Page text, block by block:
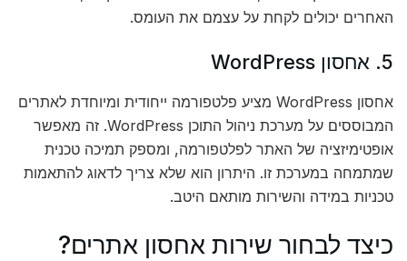
האחרים יכולים לקחת על עצמם את העומס.
5. אחסון WordPress
אחסון WordPress מציע פלטפורמה ייחודית ומיוחדת לאתרים
המבוססים על מערכת ניהול התוכן WordPress. זה מאפשר
אופטימיזציה של האתר לפלטפורמה, ומספק תמיכה טכנית
שמתמחה במערכת זו. היתרון הוא שלא צריך לדאוג להתאמות
טכניות במידה והשירות מותאם היטב.
כיצד לבחור שירות אחסון אתרים?